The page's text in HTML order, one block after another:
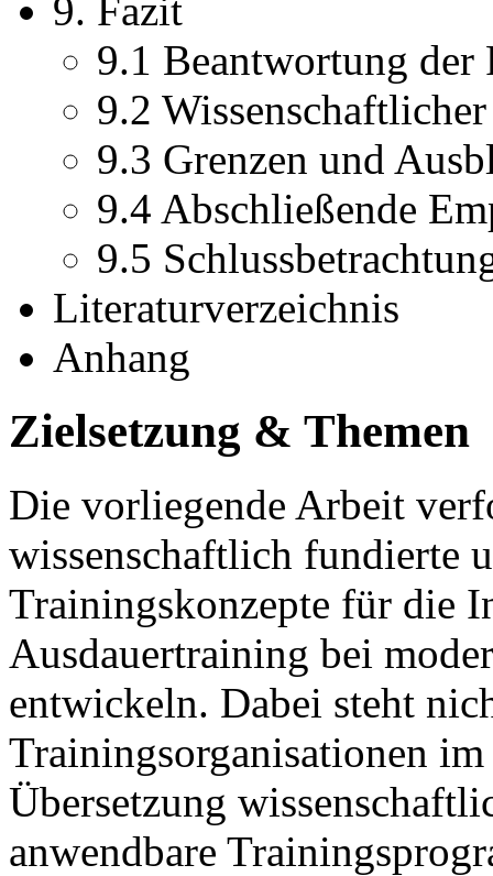
9. Fazit
9.1 Beantwortung der
9.2
9.3 Grenzen und
9.4 Abschließende
9.5
Literaturverzeichnis
Anhang
Zielsetzung & Themen
Die vorliegende Arbeit
wissenschaftlich fundierte
Trainingskonzepte für die
Ausdauertraining bei
entwickeln. Dabei steht
Trainingsorganisationen
Übersetzung
anwendbare